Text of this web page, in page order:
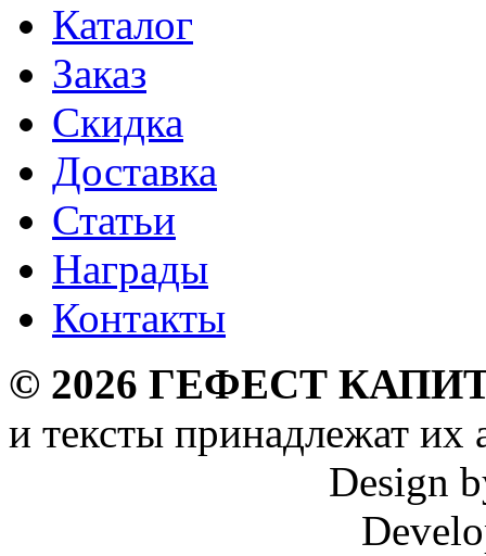
Каталог
Заказ
Скидка
Доставка
Статьи
Награды
Контакты
© 2026 ГЕФЕСТ
и тексты принадлежат их
Design